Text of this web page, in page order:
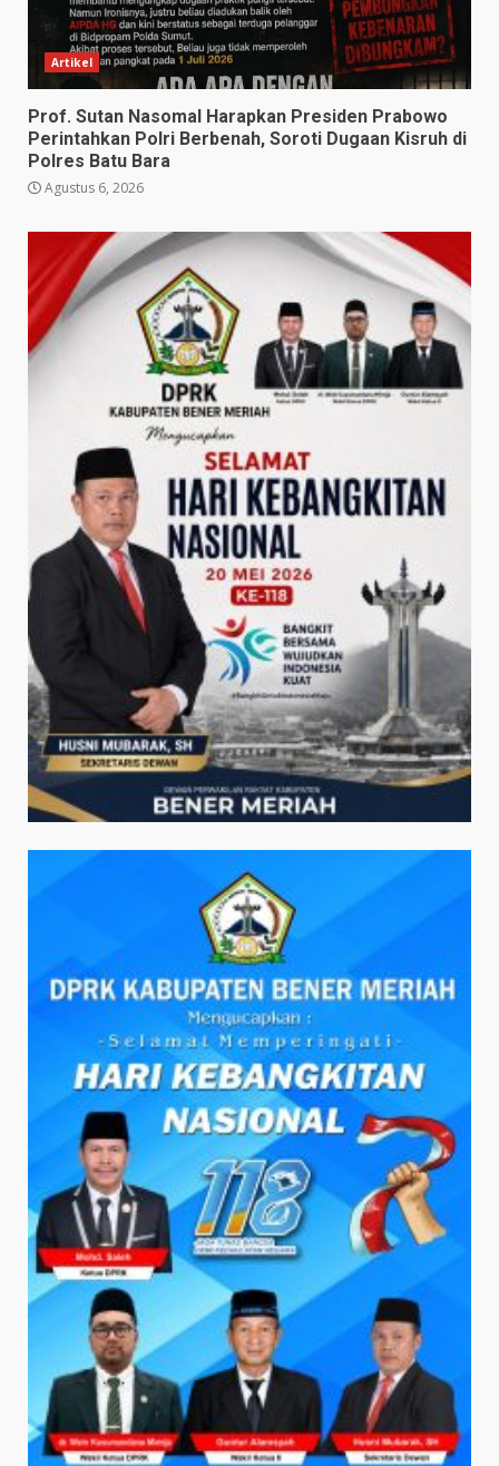
Artikel
Prof. Sutan Nasomal Harapkan Presiden Prabowo
Perintahkan Polri Berbenah, Soroti Dugaan Kisruh di
Polres Batu Bara
Agustus 6, 2026